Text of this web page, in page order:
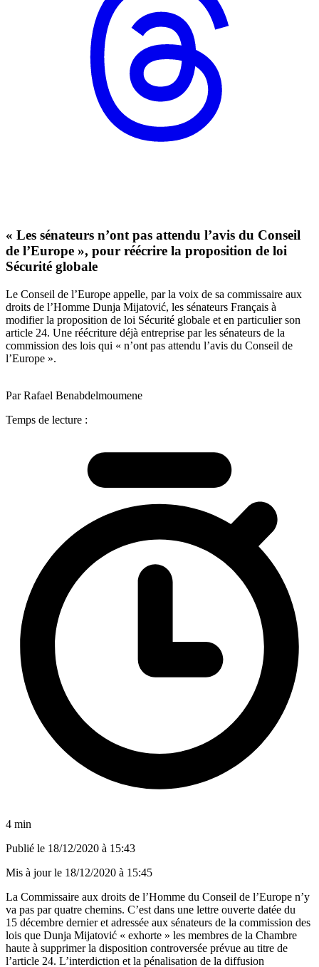
« Les sénateurs n’ont pas attendu l’avis du Conseil
de l’Europe », pour réécrire la proposition de loi
Sécurité globale
Le Conseil de l’Europe appelle, par la voix de sa commissaire aux
droits de l’Homme Dunja Mijatović, les sénateurs Français à
modifier la proposition de loi Sécurité globale et en particulier son
article 24. Une réécriture déjà entreprise par les sénateurs de la
commission des lois qui « n’ont pas attendu l’avis du Conseil de
l’Europe ».
Par Rafael Benabdelmoumene
Temps de lecture :
4 min
Publié le 18/12/2020 à 15:43
Mis à jour le 18/12/2020 à 15:45
La Commissaire aux droits de l’Homme du Conseil de l’Europe n’y
va pas par quatre chemins. C’est dans une lettre ouverte datée du
15 décembre dernier et adressée aux sénateurs de la commission des
lois que Dunja Mijatović « exhorte » les membres de la Chambre
haute à supprimer la disposition controversée prévue au titre de
l’article 24. L’interdiction et la pénalisation de la diffusion